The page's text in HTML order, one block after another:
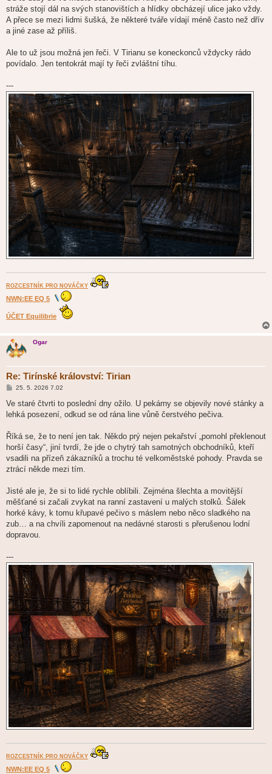
stráže stojí dál na svých stanovištích a hlídky obcházejí ulice jako vždy.
A přece se mezi lidmi šušká, že některé tváře vídají méně často než dřív
a jiné zase až příliš.
Ale to už jsou možná jen řeči. V Tirianu se koneckonců vždycky rádo
povídalo. Jen tentokrát mají ty řeči zvláštní tíhu.
---
ROZCESTNÍK PRO NOVÁČKY
NWN:EE EQ 5
ÚČET Equilibrie
Ogar
Re: Tirínské království: Tirian
P
í
p
e
k
25. 5. 2026 7.02
Ve staré čtvrti to poslední dny ožilo. U pekárny se objevily nové stánky a
lehká posezení, odkud se od rána line vůně čerstvého pečiva.
Říká se, že to není jen tak. Někdo prý nejen pekařství „pomohl překlenout
horší časy“, jiní tvrdí, že jde o chytrý tah samotných obchodníků, kteří
vsadili na přízeň zákazníků a trochu té velkoměstské pohody. Pravda se
ztrácí někde mezi tím.
Jisté ale je, že si to lidé rychle oblíbili. Zejména šlechta a movitější
měšťané si začali zvykat na ranní zastavení u malých stolků. Šálek
horké kávy, k tomu křupavé pečivo s máslem nebo něco sladkého na
zub… a na chvíli zapomenout na nedávné starosti s přerušenou lodní
dopravou.
---
ROZCESTNÍK PRO NOVÁČKY
NWN:EE EQ 5